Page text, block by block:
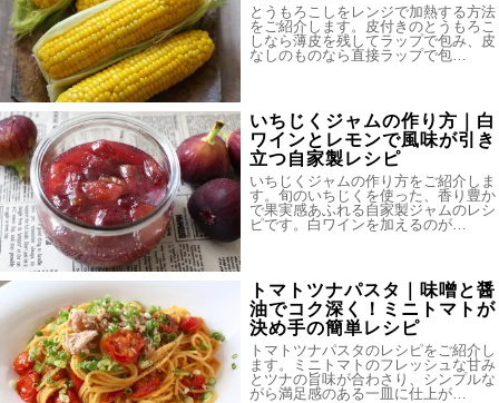
とうもろこしをレンジで加熱する方法
をご紹介します。皮付きのとうもろこ
しなら薄皮を残してラップで包み、皮
なしのものなら直接ラップで包…
いちじくジャムの作り方｜白
ワインとレモンで風味が引き
立つ自家製レシピ
いちじくジャムの作り方をご紹介しま
す。旬のいちじくを使った、香り豊か
で果実感あふれる自家製ジャムのレシ
ピです。白ワインを加えるのが…
トマトツナパスタ｜味噌と醤
油でコク深く！ミニトマトが
決め手の簡単レシピ
トマトツナパスタのレシピをご紹介し
ます。ミニトマトのフレッシュな甘み
とツナの旨味が合わさり、シンプルな
がら満足感のある一皿に仕上が…